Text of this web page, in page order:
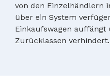
von den Einzelhändlern
über ein System
Einkaufswagen auffängt
Zurücklassen verhindert.